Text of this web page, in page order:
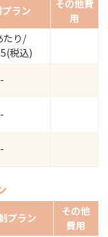
ラン
その他費
用
たり/
税込)
-
-
-
プラン
その他
費用